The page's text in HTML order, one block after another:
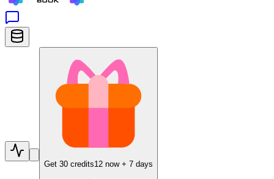
Get 30 credits12 now + 7 days